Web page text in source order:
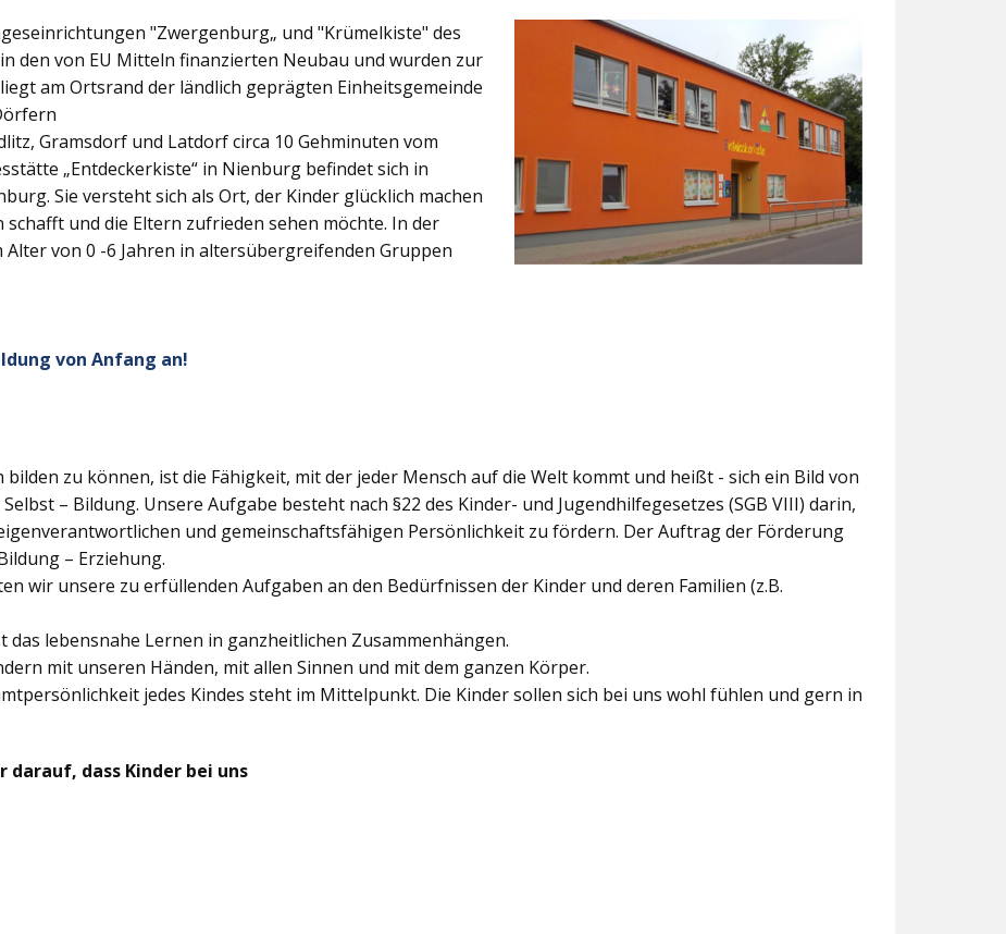
"Zwergenburg„ und "Krümelkiste" des
den von EU Mitteln finanzierten Neubau und wurden zur
am Ortsrand der ländlich geprägten Einheitsgemeinde
Gramsdorf und Latdorf circa 10 Gehminuten vom
„Entdeckerkiste“ in Nienburg befindet sich in
Sie versteht sich als Ort, der Kinder glücklich machen
und die Eltern zufrieden sehen möchte. In der
Alter von 0 -6 Jahren in altersübergreifenden Gruppen
von Anfang an!
zu können, ist die Fähigkeit, mit der jeder Mensch auf die Welt kommt und heißt - sich ein Bild von
– Bildung. Unsere Aufgabe besteht nach §22 des Kinder- und Jugendhilfegesetzes (SGB VIII) darin,
und gemeinschaftsfähigen Persönlichkeit zu fördern. Der Auftrag der Förderung
– Erziehung.
wir unsere zu erfüllenden Aufgaben an den Bedürfnissen der Kinder und deren Familien (z.B.
lebensnahe Lernen in ganzheitlichen Zusammenhängen.
mit unseren Händen, mit allen Sinnen und mit dem ganzen Körper.
jedes Kindes steht im Mittelpunkt. Die Kinder sollen sich bei uns wohl fühlen und gern in
darauf, dass Kinder bei uns